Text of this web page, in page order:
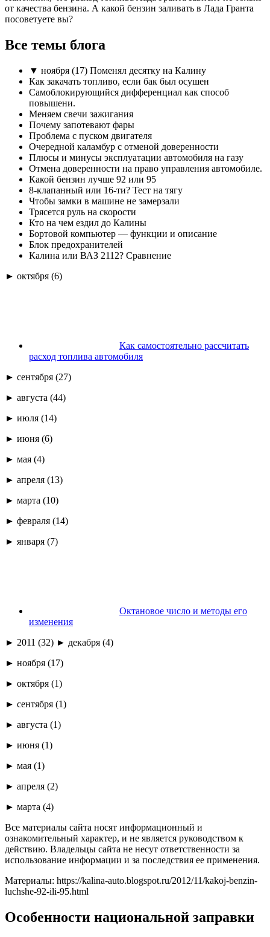
от качества бензина. А какой бензин заливать в Лада Гранта
посоветуете вы?
Все темы блога
▼ ноября (17) Поменял десятку на Калину
Как закачать топливо, если бак был осушен
Самоблокирующийся дифференциал как способ
повышени.
Меняем свечи зажигания
Почему запотевают фары
Проблема с пуском двигателя
Очередной каламбур с отменой доверенности
Плюсы и минусы эксплуатации автомобиля на газу
Отмена доверенности на право управления автомобиле.
Какой бензин лучше 92 или 95
8-клапанный или 16-ти? Тест на тягу
Чтобы замки в машине не замерзали
Трясется руль на скорости
Кто на чем ездил до Калины
Бортовой компьютер — функции и описание
Блок предохранителей
Калина или ВАЗ 2112? Сравнение
► октября (6)
Как самостоятельно рассчитать
расход топлива автомобиля
► сентября (27)
► августа (44)
► июля (14)
► июня (6)
► мая (4)
► апреля (13)
► марта (10)
► февраля (14)
► января (7)
Октановое число и методы его
изменения
► 2011 (32) ► декабря (4)
► ноября (17)
► октября (1)
► сентября (1)
► августа (1)
► июня (1)
► мая (1)
► апреля (2)
► марта (4)
Все материалы сайта носят информационный и
ознакомительный характер, и не является руководством к
действию. Владельцы сайта не несут ответственности за
использование информации и за последствия ее применения.
Материалы: https://kalina-auto.blogspot.ru/2012/11/kakoj-benzin-
luchshe-92-ili-95.html
Особенности национальной заправки